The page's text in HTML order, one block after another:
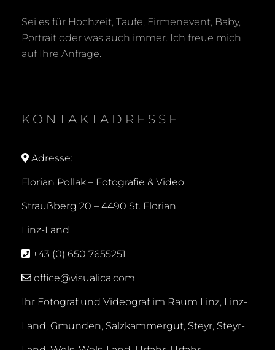
Sei es für Hochzeit, Taufe, Firmenevent, Baby,
Portrait oder was auch immer. Ich freue mich
auf Ihre Anfrage.
KONTAKTADRESSE
Adresse:
Florian Pollak – Fotografie & Video
Straußberg 20 – 4490 St. Florian
Linz-Land
+43 (0) 650 7655251
office@visualica.com
Ihr Fotograf und Videograf im Raum Linz, Linz-
Land, Gmunden, Salzkammergut, Steyr, Steyr-